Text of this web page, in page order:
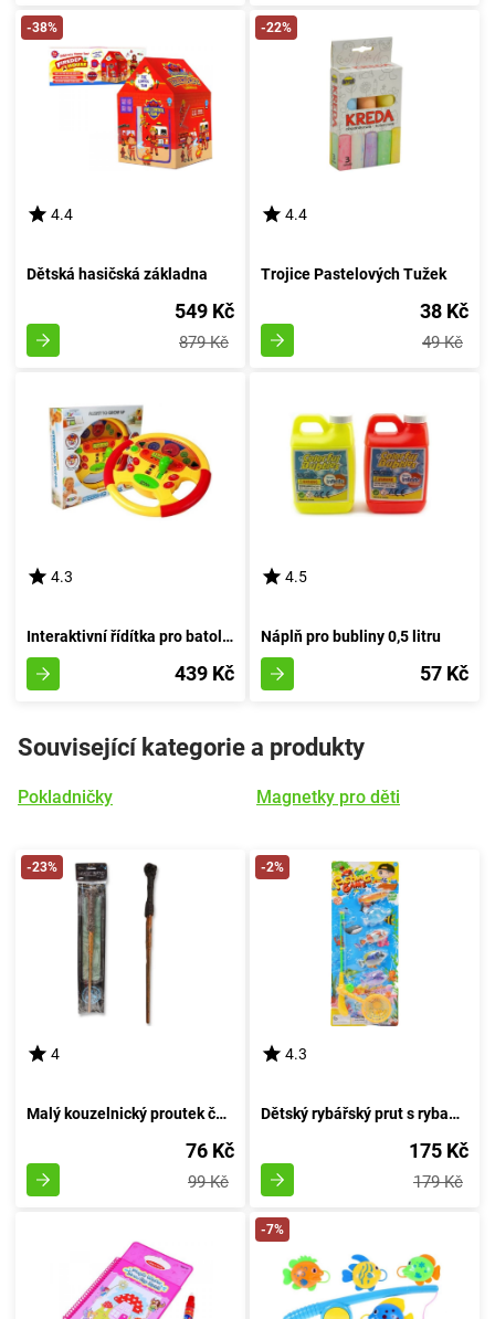
-38%
4.4
Dětská hasičská základna
549 Kč
879 Kč
-22%
4.4
Trojice Pastelových Tužek
38 Kč
49 Kč
4.3
Interaktivní řídítka pro batolata s zvukovými a světelnými efekty
439 Kč
4.5
Náplň pro bubliny 0,5 litru
57 Kč
Související kategorie a produkty
Pokladničky Magnetky pro děti
-23%
4
Malý kouzelnický proutek čarovníka
76 Kč
99 Kč
-2%
4.3
Dětský rybářský prut s rybami a loďkou
175 Kč
179 Kč
-7%